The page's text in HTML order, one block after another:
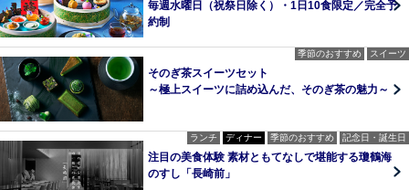
毎週水曜日（祝祭日除く）・1日10食限定／完全予
約制
季節のおすすめ スイーツ
そのぎ茶スイーツセット
～極上スイーツに詰め込んだ、そのぎ茶の魅力～
ランチ ディナー 季節のおすすめ 記念日・誕生日
注目の美食体験 素材ともてなしで堪能する瓊鶴海
のすし「長崎前」